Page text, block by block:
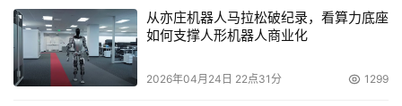
析的结果，面对来自多个系统，不同结构的海量数据，在部
署BI项目时，企业首先应考虑的就是BI系统的数据处理能
力。而亦策观数台强大的数据集成和分析能力能帮助企业深
入全面的洞悉数据，探索数据背后的价值。
从亦庄机器人马拉松破纪录，看算力底座
如何支撑人形机器人商业化
2026年04月24日 22点31分 1299